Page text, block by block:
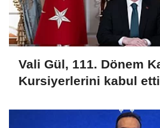
Vali Gül, 111. Dönem
Kursiyerlerini kabul etti